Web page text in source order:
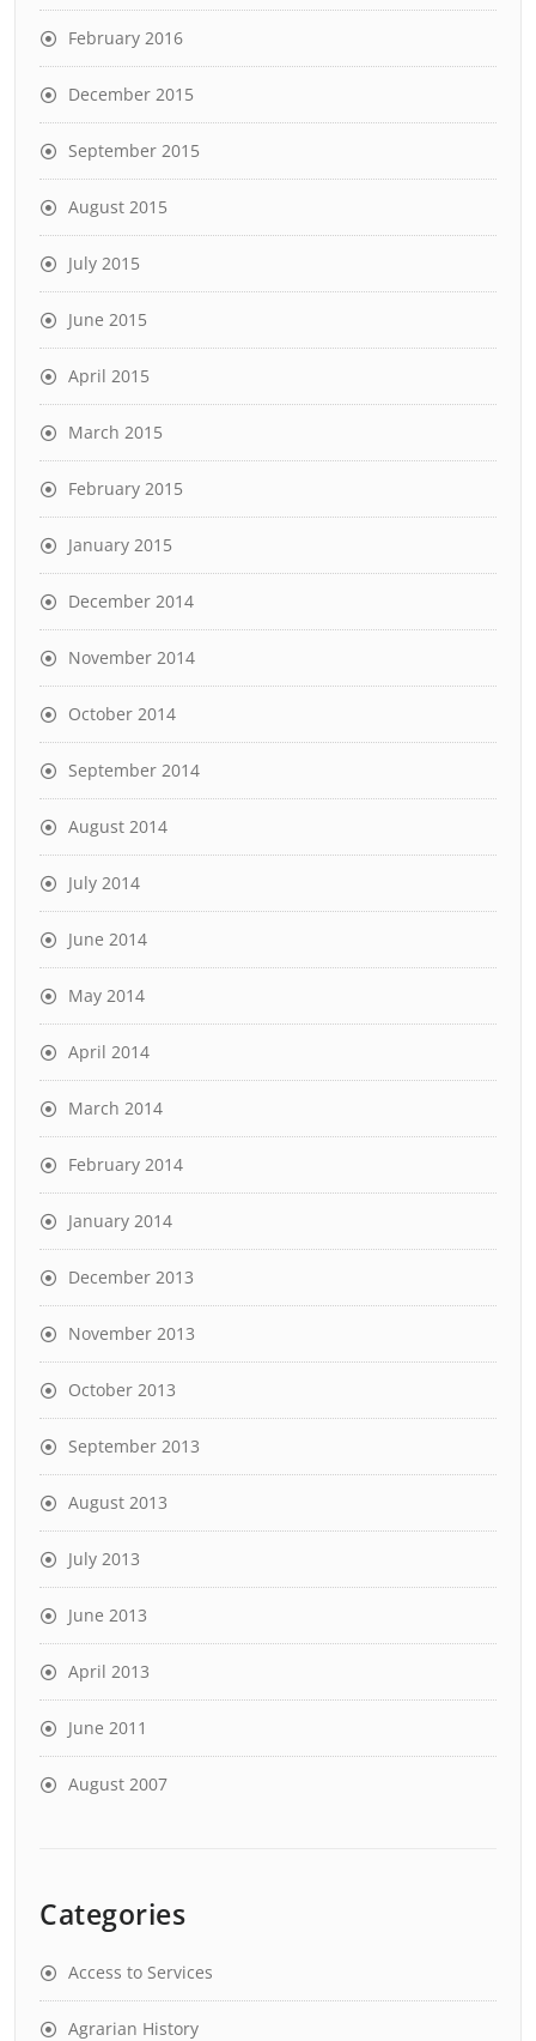
February 2016
December 2015
September 2015
August 2015
July 2015
June 2015
April 2015
March 2015
February 2015
January 2015
December 2014
November 2014
October 2014
September 2014
August 2014
July 2014
June 2014
May 2014
April 2014
March 2014
February 2014
January 2014
December 2013
November 2013
October 2013
September 2013
August 2013
July 2013
June 2013
April 2013
June 2011
August 2007
Categories
Access to Services
Agrarian History